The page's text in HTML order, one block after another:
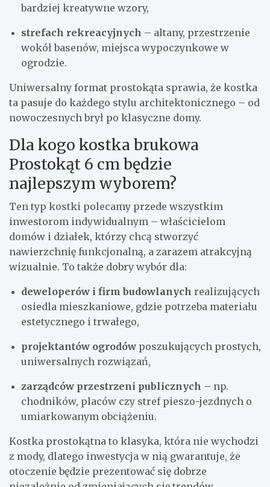
bardziej kreatywne wzory,
strefach rekreacyjnych – altany, przestrzenie
wokół basenów, miejsca wypoczynkowe w
ogrodzie.
Uniwersalny format prostokąta sprawia, że kostka
ta pasuje do każdego stylu architektonicznego – od
nowoczesnych brył po klasyczne domy.
Dla kogo kostka brukowa
Prostokąt 6 cm będzie
najlepszym wyborem?
Ten typ kostki polecamy przede wszystkim
inwestorom indywidualnym – właścicielom
domów i działek, którzy chcą stworzyć
nawierzchnię funkcjonalną, a zarazem atrakcyjną
wizualnie. To także dobry wybór dla:
deweloperów i firm budowlanych realizujących
osiedla mieszkaniowe, gdzie potrzeba materiału
estetycznego i trwałego,
projektantów ogrodów poszukujących prostych,
uniwersalnych rozwiązań,
zarządców przestrzeni publicznych – np.
chodników, placów czy stref pieszo-jezdnych o
umiarkowanym obciążeniu.
Kostka prostokątna to klasyka, która nie wychodzi
z mody, dlatego inwestycja w nią gwarantuje, że
otoczenie będzie prezentować się dobrze